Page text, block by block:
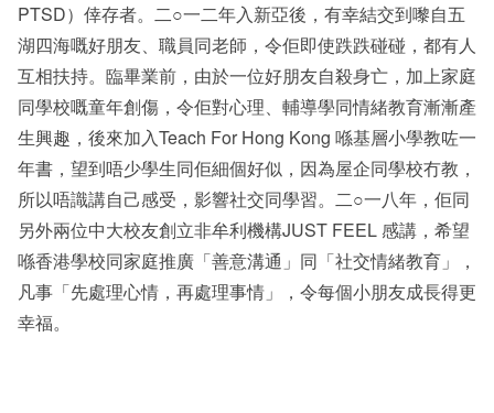
PTSD）倖存者。二○一二年入新亞後，有幸結交到嚟自五
湖四海嘅好朋友、職員同老師，令佢即使跌跌碰碰，都有人
互相扶持。臨畢業前，由於一位好朋友自殺身亡，加上家庭
同學校嘅童年創傷，令佢對心理、輔導學同情緒教育漸漸產
生興趣，後來加入Teach For Hong Kong 喺基層小學教咗一
年書，望到唔少學生同佢細個好似，因為屋企同學校冇教，
所以唔識講自己感受，影響社交同學習。二○一八年，佢同
另外兩位中大校友創立非牟利機構JUST FEEL 感講，希望
喺香港學校同家庭推廣「善意溝通」同「社交情緒教育」，
凡事「先處理心情，再處理事情」，令每個小朋友成長得更
幸福。